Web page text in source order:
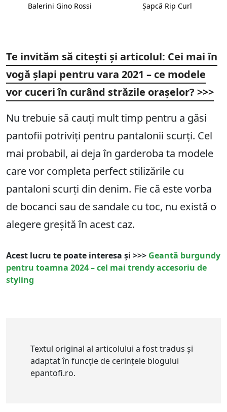
Balerini Gino Rossi Șapcă Rip Curl
Te invităm să citești și articolul: Cei mai în
vogă șlapi pentru vara 2021 – ce modele
vor cuceri în curând străzile orașelor? >>>
Nu trebuie să cauți mult timp pentru a găsi
pantofii potriviți pentru pantalonii scurți. Cel
mai probabil, ai deja în garderoba ta modele
care vor completa perfect stilizările cu
pantaloni scurți din denim. Fie că este vorba
de bocanci sau de sandale cu toc, nu există o
alegere greșită în acest caz.
Acest lucru te poate interesa și >>> Geantă burgundy
pentru toamna 2024 – cel mai trendy accesoriu de
styling
Textul original al articolului a fost tradus și
adaptat în funcție de cerințele blogului
epantofi.ro.